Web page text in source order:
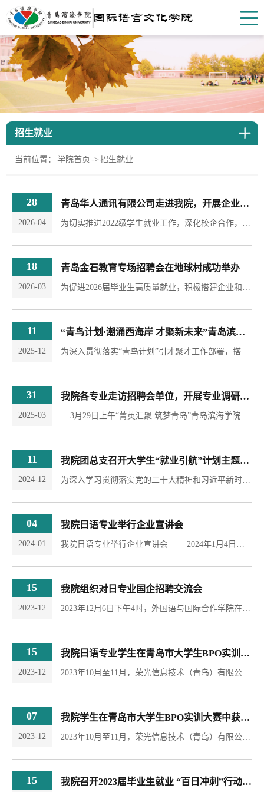
招生就业
当前位置： 学院首页 -> 招生就业
28
2026-04
青岛华人通讯有限公司走进我院，开展企业宣讲活动
18
2026-03
青岛金石教育专场招聘会在地球村成功举办
11
2025-12
“青鸟计划·潮涌西海岸 才聚新未来”青岛滨海学院语言类专业线下双选会
31
2025-03
我院各专业走访招聘会单位，开展专业调研活动
11
2024-12
我院团总支召开大学生“就业引航”计划主题宣讲会
04
2024-01
我院日语专业举行企业宣讲会
15
2023-12
我院组织对日专业国企招聘交流会
15
2023-12
我院日语专业学生在青岛市大学生BPO实训大赛中获得佳绩
07
2023-12
我院学生在青岛市大学生BPO实训大赛中获得佳绩
15 我院召开2023届毕业生就业 “百日冲刺”行动工作部署会